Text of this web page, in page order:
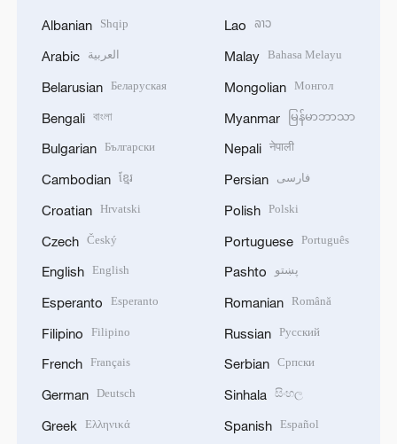
Albanian Shqip
Arabic العربية
Belarusian Беларуская
Bengali বাংলা
Bulgarian Български
Cambodian ខ្មែរ
Croatian Hrvatski
Czech Český
English English
Esperanto Esperanto
Filipino Filipino
French Français
German Deutsch
Greek Ελληνικά
Lao ລາວ
Malay Bahasa Melayu
Mongolian Монгол
Myanmar မြန်မာဘာသာ
Nepali नेपाली
Persian فارسی
Polish Polski
Portuguese Português
Pashto پښتو
Romanian Română
Russian Русский
Serbian Српски
Sinhala සිංහල
Spanish Español